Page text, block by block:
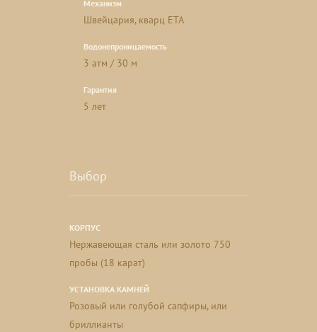
Механизм
Швейцария, кварц ETA
Водонепроницаемость
3 атм / 30 м
Гарантия
5 лет
Выбор
КОРПУС
Нержавеющая сталь или золото 750
пробы (18 карат)
УСТАНОВКА КАМНЕЙ
Розовый или голубой сапфиры, или
бриллианты